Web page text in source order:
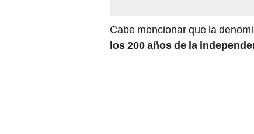
Cabe mencionar que la
los 200 años de la